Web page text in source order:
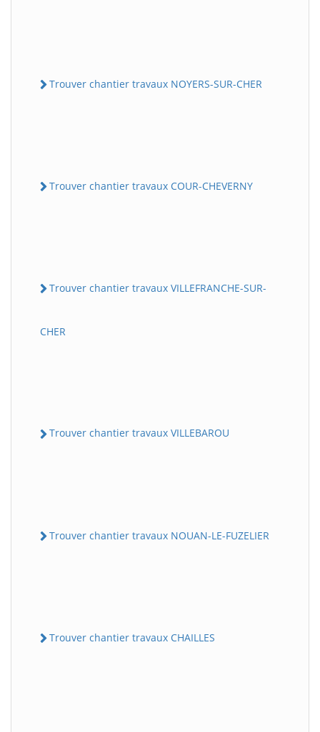
Trouver chantier travaux NOYERS-SUR-CHER
Trouver chantier travaux COUR-CHEVERNY
Trouver chantier travaux VILLEFRANCHE-SUR-
CHER
Trouver chantier travaux VILLEBAROU
Trouver chantier travaux NOUAN-LE-FUZELIER
Trouver chantier travaux CHAILLES